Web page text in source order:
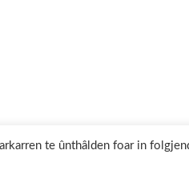
te ûnthâlden foar in